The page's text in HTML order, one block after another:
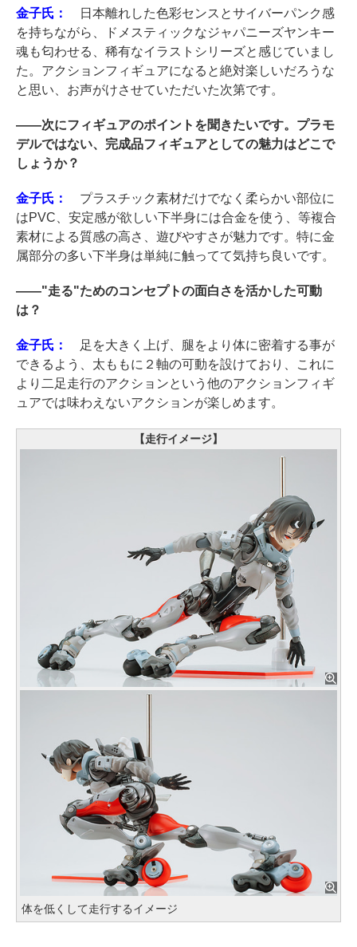
金子氏：
日本離れした色彩センスとサイバーパンク感
を持ちながら、ドメスティックなジャパニーズヤンキー
魂も匂わせる、稀有なイラストシリーズと感じていまし
た。アクションフィギュアになると絶対楽しいだろうな
と思い、お声がけさせていただいた次第です。
――次にフィギュアのポイントを聞きたいです。プラモ
デルではない、完成品フィギュアとしての魅力はどこで
しょうか？
金子氏：
プラスチック素材だけでなく柔らかい部位に
はPVC、安定感が欲しい下半身には合金を使う、等複合
素材による質感の高さ、遊びやすさが魅力です。特に金
属部分の多い下半身は単純に触ってて気持ち良いです。
――"走る"ためのコンセプトの面白さを活かした可動
は？
金子氏：
足を大きく上げ、腿をより体に密着する事が
できるよう、太ももに２軸の可動を設けており、これに
より二足走行のアクションという他のアクションフィギ
ュアでは味わえないアクションが楽しめます。
【走行イメージ】
体を低くして走行するイメージ